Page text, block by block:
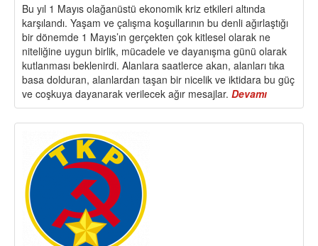
Bu yıl 1 Mayıs olağanüstü ekonomik kriz etkileri altında
karşılandı. Yaşam ve çalışma koşullarının bu denli ağırlaştığı
bir dönemde 1 Mayıs’ın gerçekten çok kitlesel olarak ne
niteliğine uygun birlik, mücadele ve dayanışma günü olarak
kutlanması beklenirdi. Alanlara saatlerce akan, alanları tıka
basa dolduran, alanlardan taşan bir nicelik ve iktidara bu güç
ve coşkuya dayanarak verilecek ağır mesajlar. Devamı
1
MAYIS